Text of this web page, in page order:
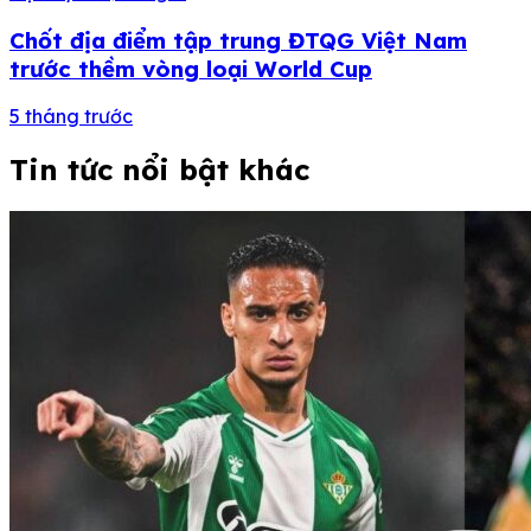
Chốt địa điểm tập trung ĐTQG Việt Nam
trước thềm vòng loại World Cup
5 tháng trước
Tin tức nổi bật khác